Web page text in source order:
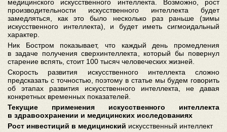
медицинского искусственного интеллекта. Возможно, рост
производительности искусственного интеллекта будет
замедляться, как это было несколько раз раньше (зимы
искусственного интеллекта), и будет иметь сигмоидальный
характер.
Ник Бостром показывает, что каждый день промедления
в задаче получения сверхинтеллекта, который бы повернул
старение вспять, стоит 100 тысяч человеческих жизней.
Скорость развития искусственного интеллекта сложно
предсказать с точностью, поэтому в статье мы будем говорить
об этапах развития искусственного интеллекта, не давая
конкретных временных показателей.
Текущие применения искусственного интеллекта
в здравоохранении и медицинских исследованиях
Рост инвестиций в медицинский искусственный интеллект